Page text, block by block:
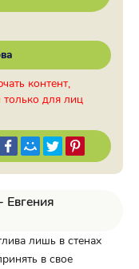
контент,
для лиц
Евгения
лишь в стенах
в свое